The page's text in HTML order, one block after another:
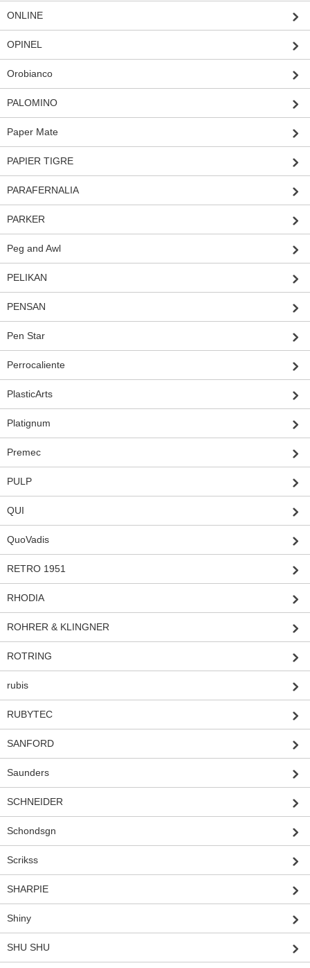
ONLINE
OPINEL
Orobianco
PALOMINO
Paper Mate
PAPIER TIGRE
PARAFERNALIA
PARKER
Peg and Awl
PELIKAN
PENSAN
Pen Star
Perrocaliente
PlasticArts
Platignum
Premec
PULP
QUI
QuoVadis
RETRO 1951
RHODIA
ROHRER & KLINGNER
ROTRING
rubis
RUBYTEC
SANFORD
Saunders
SCHNEIDER
Schondsgn
Scrikss
SHARPIE
Shiny
SHU SHU